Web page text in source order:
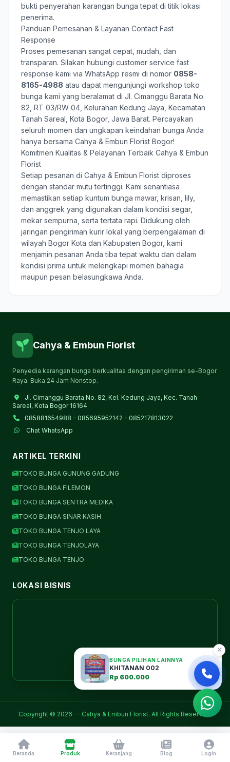
bukti penyerahan karangan bunga tepat di titik lokasi
penerima.
Panduan Pemesanan & Layanan Contact Fast
Response
Proses pemesanan sangat cepat, mudah, dan
transparan. Silakan hubungi customer service fast
response kami via WhatsApp resmi di nomor 0858-
8165-4988 atau dapat mengunjungi workshop toko
bunga kami yang beralamat di Jl. Cimanggu Barata No.
82, RT 03/RW 04, Kelurahan Kedung Jaya, Kecamatan
Tanah Sareal, Kota Bogor, Jawa Barat. Percayakan
seluruh momen dan ungkapan keindahan bunga Anda
hanya bersama Cahya & Embun Florist Bogor!
Komitmen Kualitas & Pelayanan Terbaik Cahya & Embun
Florist
Setiap pesanan di Cahya & Embun Florist diproses
dengan standar mutu tertinggi. Kami senantiasa
memastikan setiap kuntum bunga mawar, krisan, lily,
dan anggrek yang digunakan dalam kondisi segar,
mekar sempurna, serta tertata rapi. Didukung oleh
jaringan pengiriman kurir lokal yang berpengalaman di
wilayah Bogor Kota dan Kabupaten Bogor, kami
menjamin pesanan Anda tiba tepat waktu dan dalam
kondisi prima untuk melengkapi momen bahagia
maupun pesan belasungkawa Anda.
BUNGA PILIHAN LAINNYA
KHITANAN 002
Rp 600.000
Cahya & Embun Florist
Penyedia karangan bunga berkualitas dengan pengiriman se-Bogor
Raya. Buka 24 Jam Nonstop.
Jl. Cimanggu Barata No. 82, Kel. Kedung Jaya, Kec. Tanah
Sareal, Kota Bogor 16164
085881654988 - 085695952142 - 085217813022
Chat WhatsApp
ARTIKEL TERKINI
TOKO BUNGA GUNUNG GADUNG
TOKO BUNGA FILEMON
TOKO BUNGA SENTRA MEDIKA
TOKO BUNGA SINAR KASIH
TOKO BUNGA TENJO LAYA
TOKO BUNGA TENJOLAYA
TOKO BUNGA TENJO
LOKASI BISNIS
Copyright © 2026 — Cahya & Embun Florist. All Rights Reserved.
Beranda Produk Keranjang Blog Login